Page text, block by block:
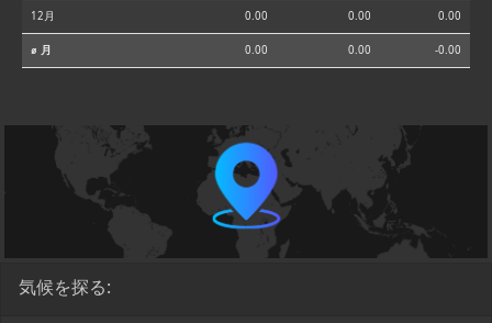
12月 0.00 0.00 0.00
⌀ 月 0.00 0.00 -0.00
気候を探る: